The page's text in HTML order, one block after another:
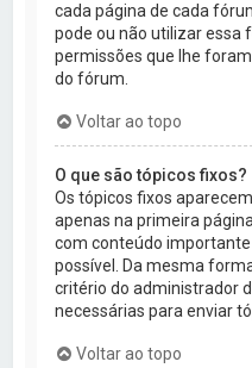
cada página de cada
pode ou não utilizar essa
permissões que lhe
do fórum.
Voltar ao topo
O que são tópicos fixos?
Os tópicos fixos
apenas na primeira
com conteúdo
possível. Da mesma
critério do administrador
necessárias para enviar
Voltar ao topo